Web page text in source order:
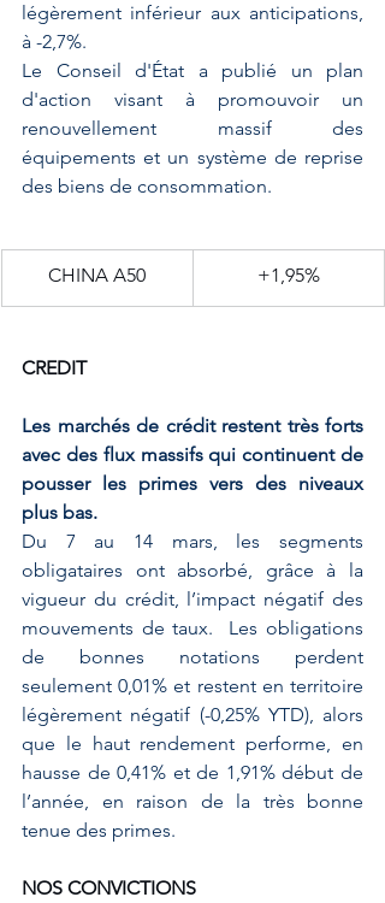
légèrement inférieur aux anticipations,
à -2,7%.
Le Conseil d'État a publié un plan
d'action visant à promouvoir un
renouvellement massif des
équipements et un système de reprise
des biens de consommation.
​CHINA A50 +1,95%
CREDIT
Les marchés de crédit restent très forts
avec des flux massifs qui continuent de
pousser les primes vers des niveaux
plus bas.
Du 7 au 14 mars, les segments
obligataires ont absorbé, grâce à la
vigueur du crédit, l’impact négatif des
mouvements de taux.  Les obligations
de bonnes notations perdent
seulement 0,01% et restent en territoire
légèrement négatif (-0,25% YTD), alors
que le haut rendement performe, en
hausse de 0,41% et de 1,91% début de
l’année, en raison de la très bonne
tenue des primes.
NOS CONVICTIONS